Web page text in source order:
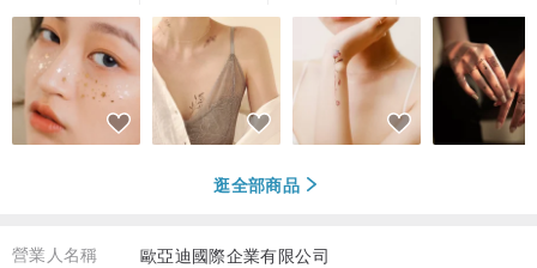
逛全部商品
營業人名稱
歐亞迪國際企業有限公司